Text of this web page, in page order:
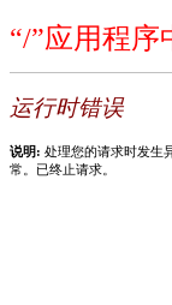
“/”应用程序
运行时错误
说明: 处理您的请求时发生
常。已终止请求。